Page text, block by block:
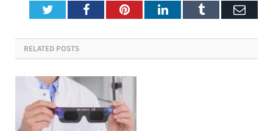
TwitterFacebookPinterestLinkedInTumblr
RELATED POSTS